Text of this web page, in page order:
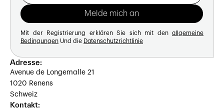
Mit der Registrierung erklären Sie sich mit den allgemeine
Bedingungen Und die Datenschutzrichtlinie
Adresse:
Avenue de Longemalle 21
1020 Renens
Schweiz
Kontakt: